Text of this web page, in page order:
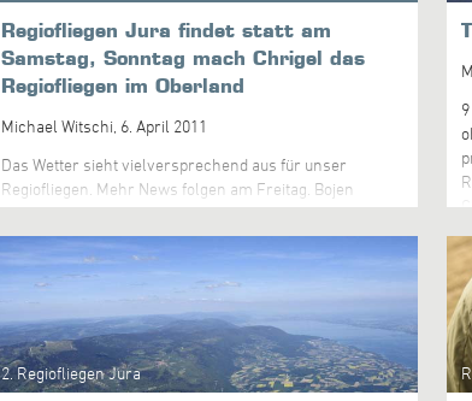
Regiofliegen Jura findet statt am
Samstag, Sonntag mach Chrigel das
Regiofliegen im Oberland
Michael Witschi, 6. April 2011
Das Wetter sieht vielversprechend aus für unser
Regiofliegen. Mehr News folgen am Freitag. Bojen
können wie beim Task 1 vom Deltaclub Falk Balstahl
heruntergeladen werden. Programm: 09.00
Wettkampftaktik im Schulungsraum der Witschi AG,
Murgenthalstrasse 87 10.00 Abfahrt auf geeigneten
Jurastartplatz 11.00 Startbereit für einen interessanten
Task
2. Regiofliegen Jura